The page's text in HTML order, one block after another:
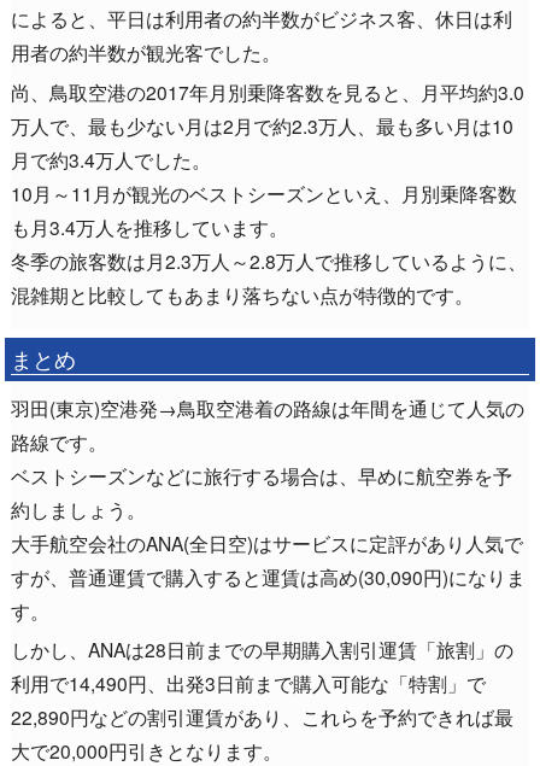
によると、平日は利用者の約半数がビジネス客、休日は利
用者の約半数が観光客でした。
尚、鳥取空港の2017年月別乗降客数を見ると、月平均約3.0
万人で、最も少ない月は2月で約2.3万人、最も多い月は10
月で約3.4万人でした。
10月～11月が観光のベストシーズンといえ、月別乗降客数
も月3.4万人を推移しています。
冬季の旅客数は月2.3万人～2.8万人で推移しているように、
混雑期と比較してもあまり落ちない点が特徴的です。
まとめ
羽田(東京)空港発→鳥取空港着の路線は年間を通じて人気の
路線です。
ベストシーズンなどに旅行する場合は、早めに航空券を予
約しましょう。
大手航空会社のANA(全日空)はサービスに定評があり人気で
すが、普通運賃で購入すると運賃は高め(30,090円)になりま
す。
しかし、ANAは28日前までの早期購入割引運賃「旅割」の
利用で14,490円、出発3日前まで購入可能な「特割」で
22,890円などの割引運賃があり、これらを予約できれば最
大で20,000円引きとなります。